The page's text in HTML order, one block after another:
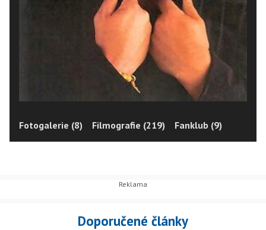
Fotogalerie (8) Filmografie (219) Fanklub (9)
Doporučené články